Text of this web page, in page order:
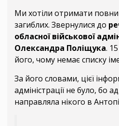
Ми хотіли отримати
загиблих. Звернулися до
обласної військової
Олександра Поліщука.
його, чому немає списку
За його словами, цієї
адміністрації не було, бо
направляла нікого в